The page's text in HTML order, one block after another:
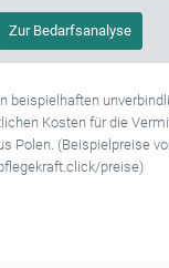
Zur Bedarfsanalyse
beispielhaften
Kosten für die
Polen. (Beispielpreise
preise)